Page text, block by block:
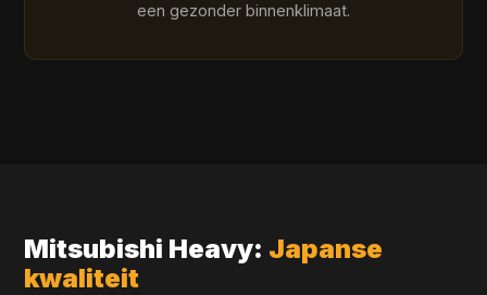
een gezonder binnenklimaat.
Mitsubishi Heavy: Japanse
kwaliteit